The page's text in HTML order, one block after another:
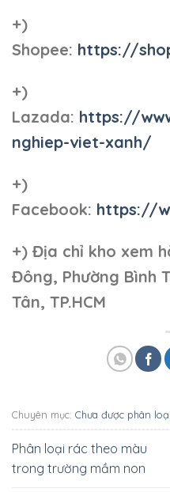
+)
Shopee: https://
+)
Lazada: https://
nghiep-viet-xanh/
+)
Facebook: https://
+) Địa chỉ kho xem
Đông, Phường Bình
Tân, TP.HCM
Chuyên mục: Chưa được phân loại
Phân loại rác theo màu
trong trường mầm non